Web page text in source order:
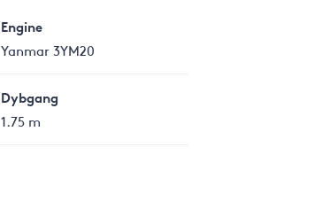
Engine
Yanmar 3YM20
Dybgang
1.75 m